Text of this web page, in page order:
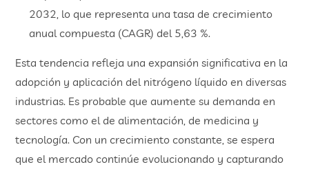
2032, lo que representa una tasa de crecimiento
anual compuesta (CAGR) del 5,63 %.
Esta tendencia refleja una expansión significativa en la
adopción y aplicación del nitrógeno líquido en diversas
industrias. Es probable que aumente su demanda en
sectores como el de alimentación, de medicina y
tecnología. Con un crecimiento constante, se espera
que el mercado continúe evolucionando y capturando